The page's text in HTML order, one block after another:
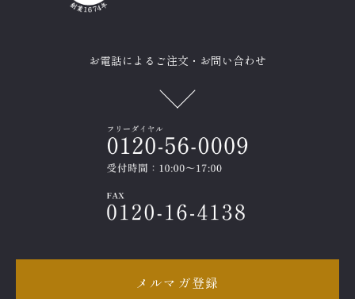
お電話によるご注文・お問い合わせ
メルマガ登録